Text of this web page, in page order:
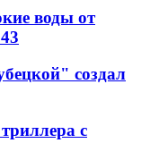
воды от
43
создал
с